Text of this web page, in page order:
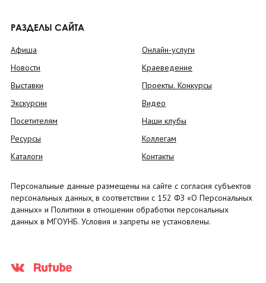
РАЗДЕЛЫ САЙТА
Афиша
Новости
Выставки
Экскурсии
Посетителям
Ресурсы
Каталоги
Онлайн-услуги
Краеведение
Проекты. Конкурсы
Видео
Наши клубы
Коллегам
Контакты
Персональные данные размещены на сайте с согласия субъектов
персональных данных, в соответствии с 152 ФЗ «О Персональных
данных» и Политики в отношении обработки персональных
данных в МГОУНБ. Условия и запреты не установлены.